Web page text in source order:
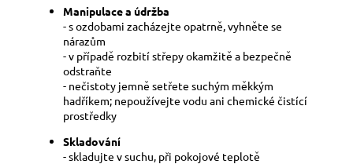
Manipulace a údržba
- s ozdobami zacházejte opatrně, vyhněte se
nárazům
- v případě rozbití střepy okamžitě a bezpečně
odstraňte
- nečistoty jemně setřete suchým měkkým
hadříkem; nepoužívejte vodu ani chemické čistící
prostředky
Skladování
- skladujte v suchu, při pokojové teplotě